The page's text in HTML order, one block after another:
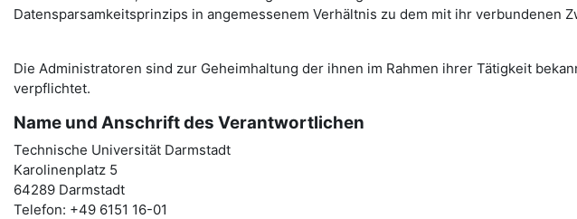
Datensparsamkeitsprinzips in angemessenem Verhältnis zu dem mit ihr verbundenen
Die Administratoren sind zur Geheimhaltung der ihnen im Rahmen ihrer Tätigkeit
verpflichtet.
Name und Anschrift des Verantwortlichen
Technische Universität Darmstadt
Karolinenplatz 5
64289 Darmstadt
Telefon: +49 6151 16-01